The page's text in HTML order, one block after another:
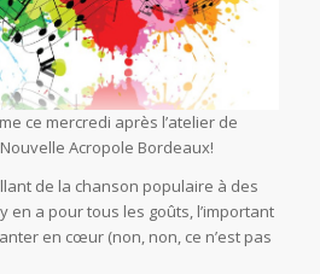
ce mercredi après l’atelier de
Acropole Bordeaux!
de la chanson populaire à des
en a pour tous les goûts, l’important
en cœur (non, non, ce n’est pas